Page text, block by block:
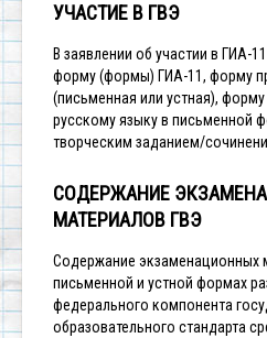
УЧАСТИЕ В ГВЭ
В заявлении об участии в ГИА-
форму (формы) ГИА-11, форму
(письменная или устная),
русскому языку в письменной
творческим заданием/
СОДЕРЖАНИЕ
МАТЕРИАЛОВ ГВЭ
Содержание экзаменационных
письменной и устной формах
федерального компонента
образовательного стандарта